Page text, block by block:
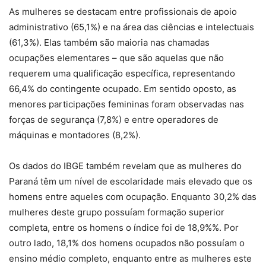
As mulheres se destacam entre profissionais de apoio
administrativo (65,1%) e na área das ciências e intelectuais
(61,3%). Elas também são maioria nas chamadas
ocupações elementares – que são aquelas que não
requerem uma qualificação específica, representando
66,4% do contingente ocupado. Em sentido oposto, as
menores participações femininas foram observadas nas
forças de segurança (7,8%) e entre operadores de
máquinas e montadores (8,2%).
Os dados do IBGE também revelam que as mulheres do
Paraná têm um nível de escolaridade mais elevado que os
homens entre aqueles com ocupação. Enquanto 30,2% das
mulheres deste grupo possuíam formação superior
completa, entre os homens o índice foi de 18,9%%. Por
outro lado, 18,1% dos homens ocupados não possuíam o
ensino médio completo, enquanto entre as mulheres este